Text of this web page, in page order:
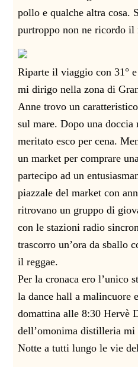
pollo e qualche altra cosa.
purtroppo non ne ricordo il
Riparte il viaggio con 31°
mi dirigo nella zona di
Anne trovo un
sul mare. Dopo una
meritato esco per cena.
un market per comprare
partecipo ad un
piazzale del market con
ritrovano un gruppo di
con le stazioni radio
trascorro un’ora da sballo
il reggae.
Per la cronaca ero l’unico
la dance hall a malincuore
domattina alle 8:30 Hervè
dell’omonima distilleria mi
Notte a tutti lungo le vie